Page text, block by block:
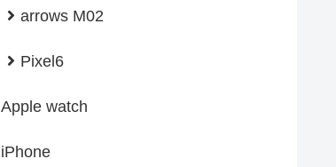
arrows M02
Pixel6
Apple watch
iPhone